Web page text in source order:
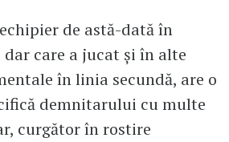
de astă-dată în
care a jucat și în alte
în linia secundă, are o
demnitarului cu multe
curgător în rostire